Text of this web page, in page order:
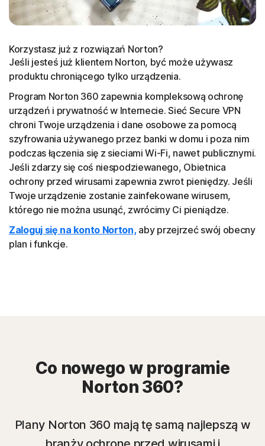
Korzystasz już z rozwiązań Norton?
Jeśli jesteś już klientem Norton, być może używasz
produktu chroniącego tylko urządzenia.
Program Norton 360 zapewnia kompleksową ochronę
urządzeń i prywatność w Internecie. Sieć Secure VPN
chroni Twoje urządzenia i dane osobowe za pomocą
szyfrowania używanego przez banki w domu i poza nim
podczas łączenia się z sieciami Wi-Fi, nawet publicznymi.
Jeśli zdarzy się coś niespodziewanego, Obietnica
ochrony przed wirusami zapewnia zwrot pieniędzy. Jeśli
Twoje urządzenie zostanie zainfekowane wirusem,
którego nie można usunąć, zwrócimy Ci pieniądze.
Zaloguj się na konto Norton, aby przejrzeć swój obecny
plan i funkcje.
Co nowego w programie
Norton 360?
Plany Norton 360 mają tę samą najlepszą w